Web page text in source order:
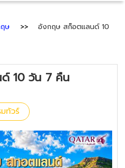
ษ
อังกฤษ สก็อตแลนด์ 10
10 วัน 7 คืน
ทัวร์